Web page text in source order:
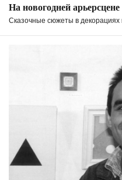
На новогодней арьерсцене
Сказочные сюжеты в декорациях